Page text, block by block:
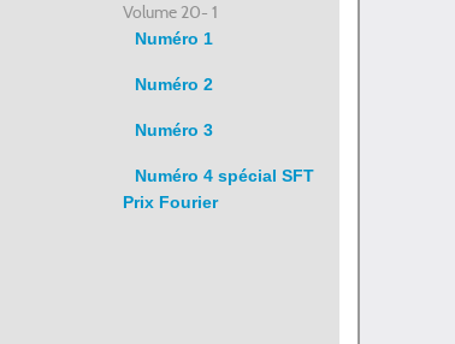
Volume 20- 1
Numéro 1
Numéro 2
Numéro 3
Numéro 4 spécial SFT
Prix Fourier